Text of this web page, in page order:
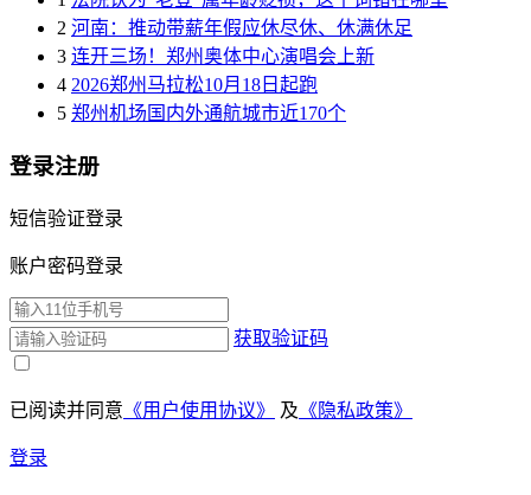
2 河南：推动带薪年假应休尽休、休满休足
3 连开三场！郑州奥体中心演唱会上新
4 2026郑州马拉松10月18日起跑
5 郑州机场国内外通航城市近170个
登录注册
短信验证登录
账户密码登录
获取验证码
已阅读并同意 《用户使用协议》 及 《隐私政策》
登录